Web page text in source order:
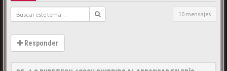
10 mensajes
Responder